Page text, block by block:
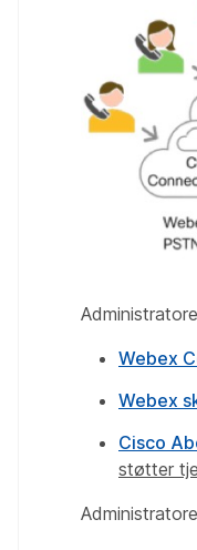
Webex
Webex
Cisco
støtter